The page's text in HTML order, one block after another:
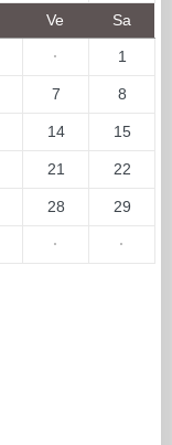
Ve Sa
· 1
7 8
14 15
21 22
28 29
· ·